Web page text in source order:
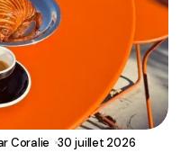
Coralie 30 juillet 2026